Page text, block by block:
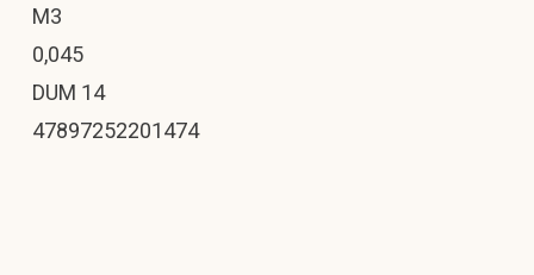
M3
0,045
DUM 14
47897252201474